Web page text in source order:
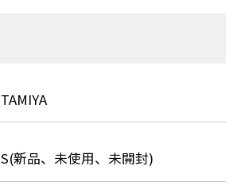
TAMIYA
S(新品、未使用、未開封)